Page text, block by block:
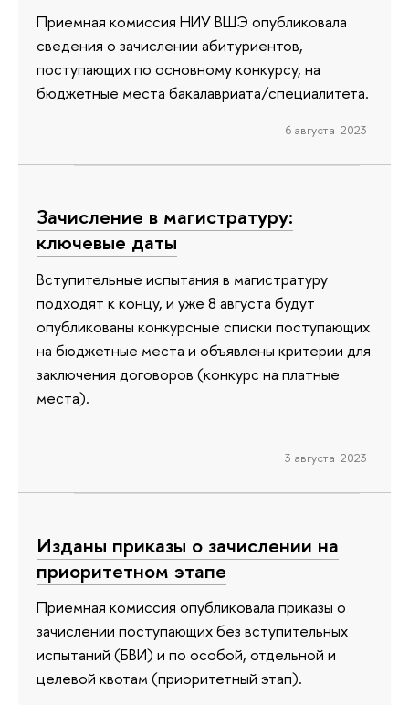
Приемная комиссия НИУ ВШЭ опубликовала
сведения о зачислении абитуриентов,
поступающих по основному конкурсу, на
бюджетные места бакалавриата/специалитета.
6 августа 2023
Зачисление в магистратуру:
ключевые даты
Вступительные испытания в магистратуру
подходят к концу, и уже 8 августа будут
опубликованы конкурсные списки поступающих
на бюджетные места и объявлены критерии для
заключения договоров (конкурс на платные
места).
3 августа 2023
Изданы приказы о зачислении на
приоритетном этапе
Приемная комиссия опубликовала приказы о
зачислении поступающих без вступительных
испытаний (БВИ) и по особой, отдельной и
целевой квотам (приоритетный этап).